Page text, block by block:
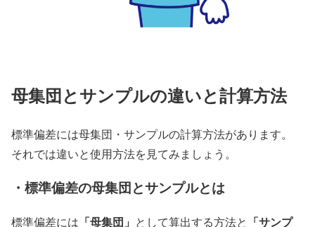
母集団とサンプルの違いと計算方法
標準偏差には母集団・サンプルの計算方法があります。
それでは違いと使用方法を見てみましょう。
・標準偏差の母集団とサンプルとは
標準偏差には 「母集団」 として算出する方法と 「サンプ